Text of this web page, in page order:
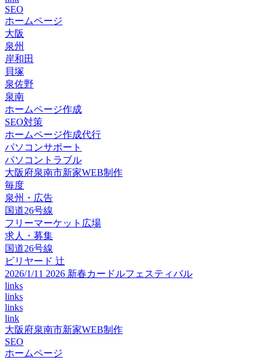
SEO
ホームページ
大阪
泉州
岸和田
貝塚
泉佐野
泉南
ホームページ作成
SEO対策
ホームページ作成代行
パソコンサポート
パソコントラブル
大阪府泉南市新家WEB制作
毎度
泉州・広告
国道26号線
フリーマーケット広場
求人・募集
国道26号線
ビリヤード 辻
2026/1/11 2026 新春カードルフェスティバル
links
links
links
link
大阪府泉南市新家WEB制作
SEO
ホームページ